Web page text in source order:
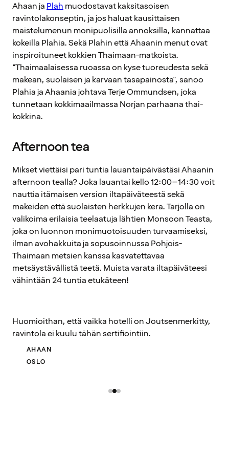
Ahaan jaPlahmuodostavat kaksitasoisen
ravintolakonseptin, ja jos haluat kausittaisen
maistelumenun monipuolisilla annoksilla, kannattaa
kokeilla Plahia. Sekä Plahin että Ahaanin menut ovat
inspiroituneet kokkien Thaimaan-matkoista.
"Thaimaalaisessa ruoassa on kyse tuoreudesta sekä
makean, suolaisen ja karvaan tasapainosta", sanoo
Plahia ja Ahaania johtava Terje Ommundsen, joka
tunnetaan kokkimaailmassa Norjan parhaana thai-
kokkina.
Afternoon tea
Mikset viettäisi pari tuntia lauantaipäivästäsi Ahaanin
afternoon tealla? Joka lauantai kello 12:00–14:30 voit
nauttia itämaisen version iltapäiväteestä sekä
makeiden että suolaisten herkkujen kera. Tarjolla on
valikoima erilaisia teelaatuja lähtien Monsoon Teasta,
joka on luonnon monimuotoisuuden turvaamiseksi,
ilman avohakkuita ja sopusoinnussa Pohjois-
Thaimaan metsien kanssa kasvatettavaa
metsäystävällistä teetä. Muista varata iltapäiväteesi
vähintään 24 tuntia etukäteen!
Huomioithan, että vaikka hotelli on Joutsenmerkitty,
ravintola ei kuulu tähän sertifiointiin.
AHAAN
OSLO